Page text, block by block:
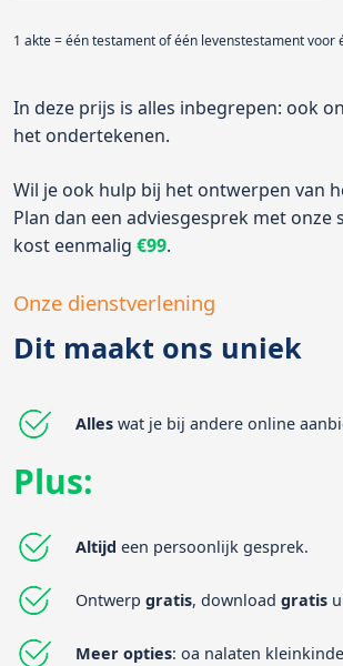
1 akte = één testament of één levenstestament voor
In deze prijs is alles inbegrepen: ook
het ondertekenen.
Wil je ook hulp bij het ontwerpen van
Plan dan een adviesgesprek met onze
kost eenmalig €99.
Onze dienstverlening
Dit maakt ons uniek
Alles wat je bij andere online
Plus:
Altijd een persoonlijk gesprek.
Ontwerp gratis, download gratis
Meer opties: oa nalaten